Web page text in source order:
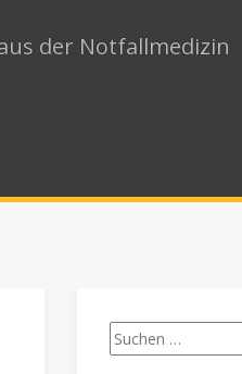
der Notfallmedizin
Suchen
nach: